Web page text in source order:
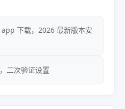
app 下载，2026 最新版本安
二次验证设置